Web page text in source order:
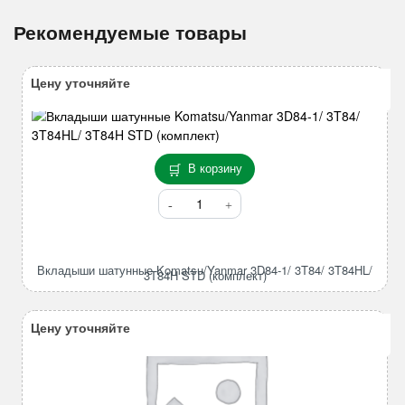
Рекомендуемые товары
В корзину
Количество
товара
Komatsu/Yanmar
3D84-
1/
3T84H
STD
Вкладыши шатунные Komatsu/Yanmar 3D84-1/ 3T84/ 3T84HL/
3T84H STD (комплект)
Цену уточняйте
Цену уточняйте